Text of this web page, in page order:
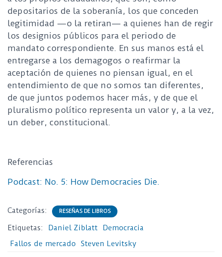
depositarios de la soberanía, los que conceden
legitimidad —o la retiran— a quienes han de regir
los designios públicos para el periodo de
mandato correspondiente. En sus manos está el
entregarse a los demagogos o reafirmar la
aceptación de quienes no piensan igual, en el
entendimiento de que no somos tan diferentes,
de que juntos podemos hacer más, y de que el
pluralismo político representa un valor y, a la vez,
un deber, constitucional.
Referencias
Podcast: No. 5: How Democracies Die.
Categorías: RESEÑAS DE LIBROS
Etiquetas: Daniel Ziblatt
Democracia
Fallos de mercado
Steven Levitsky